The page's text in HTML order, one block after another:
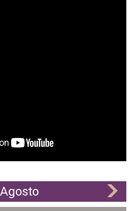
Agosto